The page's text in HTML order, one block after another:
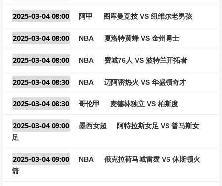
2025-03-04 08:00 阿甲 图库曼竞技 VS 纽维尔老男孩
2025-03-04 08:00 NBA 夏洛特黄蜂 VS 金州勇士
2025-03-04 08:00 NBA 费城76人 VS 波特兰开拓者
2025-03-04 08:30 NBA 迈阿密热火 VS 华盛顿奇才
2025-03-04 08:30 哥伦甲 麦德林独立 VS 柏斯度
2025-03-04 09:00 墨西女超
阿特拉斯女足 VS 普马斯女
足
2025-03-04 09:00 NBA
俄克拉荷马城雷霆 VS 休斯顿火
箭